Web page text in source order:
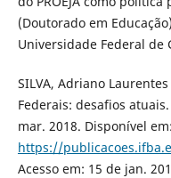
(Doutorado em
Universidade Federal de
SILVA, Adriano
Federais: desafios
mar. 2018. Disponível em:
https://
Acesso em: 15 de jan.